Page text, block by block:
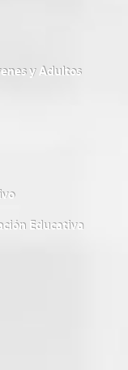
y Adultos
Educativa